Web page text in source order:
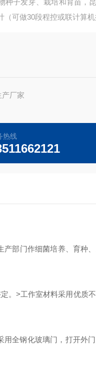
种子发芽、栽培和育苗，
（可做30段程控或联计算机
产厂家
热线
部门作细菌培养、育种
。 >工作室材料采用优质
用全钢化玻璃门，打开外